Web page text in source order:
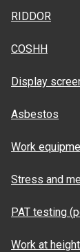
RIDDOR
COSHH
Display
Asbestos
Work
Stress and
PAT testing
Work at height